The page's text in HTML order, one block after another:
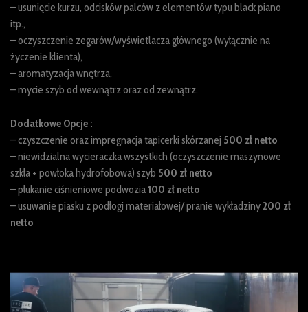
– usunięcie kurzu, odcisków palców z elementów typu black piano
itp.,
– oczyszczenie zegarów/wyświetlacza głównego (wyłącznie na
życzenie klienta),
– aromatyzacja wnętrza,
– mycie szyb od wewnątrz oraz od zewnątrz.
Dodatkowe Opcje :
– czyszczenie oraz impregnacja tapicerki skórzanej 500 zł netto
– niewidzialna wycieraczka wszystkich (oczyszczenie maszynowe
szkła + powłoka hydrofobowa) szyb 500 zł netto
– płukanie ciśnieniowe podwozia100 zł netto
– usuwanie piasku z podłogi materiałowej/ pranie wykładziny200 zł
netto